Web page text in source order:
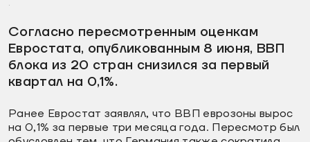
.
Согласно пересмотренным оценкам
Евростата, опубликованным 8 июня, ВВП
блока из 20 стран снизился за первый
квартал на 0,1%.
Ранее Евростат заявлял, что ВВП еврозоны вырос
на 0,1% за первые три месяца года. Пересмотр был